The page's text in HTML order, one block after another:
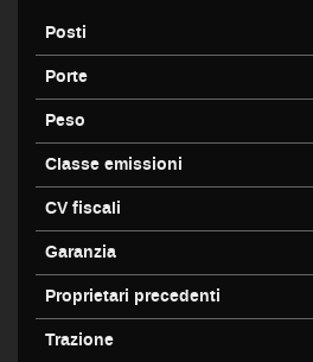
Posti
Porte
Peso
Classe emissioni
CV fiscali
Garanzia
Proprietari precedenti
Trazione